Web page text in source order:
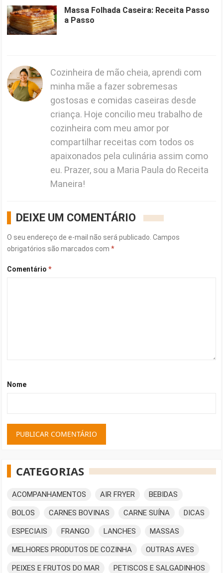
Massa Folhada Caseira: Receita Passo
a Passo
Cozinheira de mão cheia, aprendi com
minha mãe a fazer sobremesas
gostosas e comidas caseiras desde
criança. Hoje concilio meu trabalho de
cozinheira com meu amor por
compartilhar receitas com todos os
apaixonados pela culinária assim como
eu. Prazer, sou a Maria Paula do Receita
Maneira!
DEIXE UM COMENTÁRIO
O seu endereço de e-mail não será publicado. Campos
obrigatórios são marcados com*
Comentário*
Nome
CATEGORIAS
ACOMPANHAMENTOS AIR FRYER BEBIDAS
BOLOS CARNES BOVINAS CARNE SUÍNA DICAS
ESPECIAIS FRANGO LANCHES MASSAS
MELHORES PRODUTOS DE COZINHA OUTRAS AVES
PEIXES E FRUTOS DO MAR PETISCOS E SALGADINHOS